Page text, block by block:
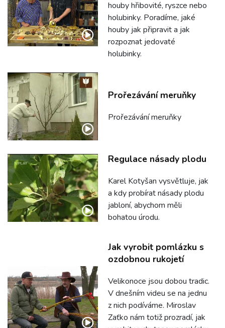
houby hřibovité, ryszce nebo
holubinky. Poradíme, jaké
houby jak připravit a jak
rozpoznat jedovaté
holubinky.
Prořezávání meruňky
Prořezávání meruňky
Regulace násady plodu
Karel Kotyšan vysvětluje, jak
a kdy probírat násady plodu
jabloní, abychom měli
bohatou úrodu.
Jak vyrobit pomlázku s
ozdobnou rukojetí
Velikonoce jsou dobou tradic.
V dnešním videu se na jednu
z nich podíváme. Miroslav
Zaťko nám totiž prozradí, jak